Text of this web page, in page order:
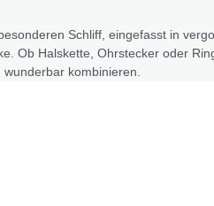
Schliff, eingefasst in
Ob Halskette, Ohrstecker oder
kombinieren.